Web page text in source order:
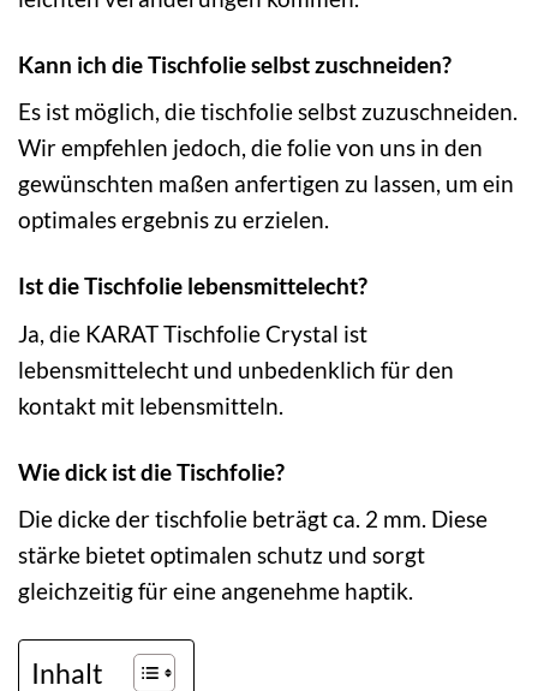
Kann ich die Tischfolie selbst zuschneiden?
Es ist möglich, die tischfolie selbst zuzuschneiden.
Wir empfehlen jedoch, die folie von uns in den
gewünschten maßen anfertigen zu lassen, um ein
optimales ergebnis zu erzielen.
Ist die Tischfolie lebensmittelecht?
Ja, die KARAT Tischfolie Crystal ist
lebensmittelecht und unbedenklich für den
kontakt mit lebensmitteln.
Wie dick ist die Tischfolie?
Die dicke der tischfolie beträgt ca. 2 mm. Diese
stärke bietet optimalen schutz und sorgt
gleichzeitig für eine angenehme haptik.
Inhalt